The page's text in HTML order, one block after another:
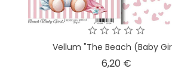
Vellum "The Beach (Baby
6,20 €